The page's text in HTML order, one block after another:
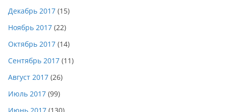
Декабрь 2017 (15)
Ноябрь 2017 (22)
Октябрь 2017 (14)
Сентябрь 2017 (11)
Август 2017 (26)
Июль 2017 (99)